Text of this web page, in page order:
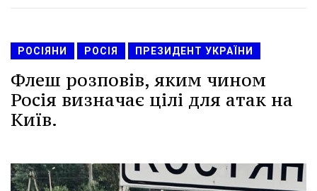
РОСІЯНИ РОСІЯ ПРЕЗИДЕНТ УКРАЇНИ
Флеш розповів, яким чином
Росія визначає цілі для атак на
Київ.